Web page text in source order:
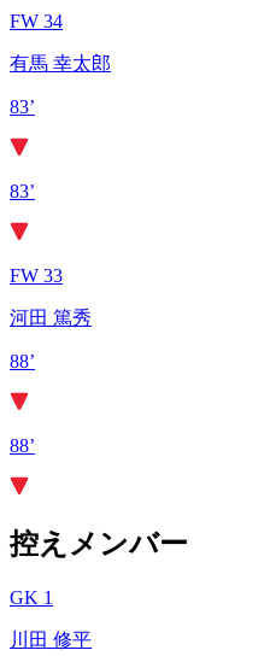
FW 34
有馬 幸太郎
83’
83’
FW 33
河田 篤秀
88’
88’
控えメンバー
GK 1
川田 修平